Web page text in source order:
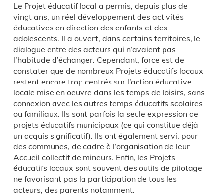
Le Projet éducatif local a permis, depuis plus de
vingt ans, un réel développement des activités
éducatives en direction des enfants et des
adolescents. Il a ouvert, dans certains territoires, le
dialogue entre des acteurs qui n’avaient pas
l’habitude d’échanger. Cependant, force est de
constater que de nombreux Projets éducatifs locaux
restent encore trop centrés sur l’action éducative
locale mise en oeuvre dans les temps de loisirs, sans
connexion avec les autres temps éducatifs scolaires
ou familiaux. Ils sont parfois la seule expression de
projets éducatifs municipaux (ce qui constitue déjà
un acquis significatif). Ils ont également servi, pour
des communes, de cadre à l’organisation de leur
Accueil collectif de mineurs. Enfin, les Projets
éducatifs locaux sont souvent des outils de pilotage
ne favorisant pas la participation de tous les
acteurs, des parents notamment.